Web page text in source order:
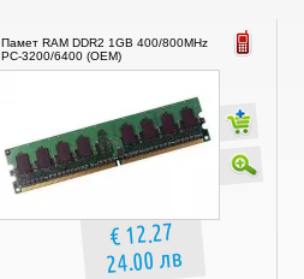
Памет RAM DDR2 1GB 400/800MHz
PC-3200/6400 (OEM)
€ 12.27
24.00 лв